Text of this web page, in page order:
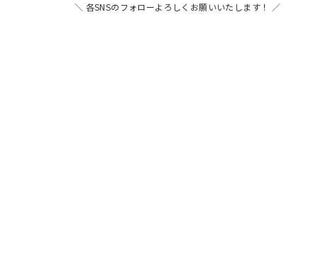
＼ 各SNSのフォローよろしくお願いいたします！ ／